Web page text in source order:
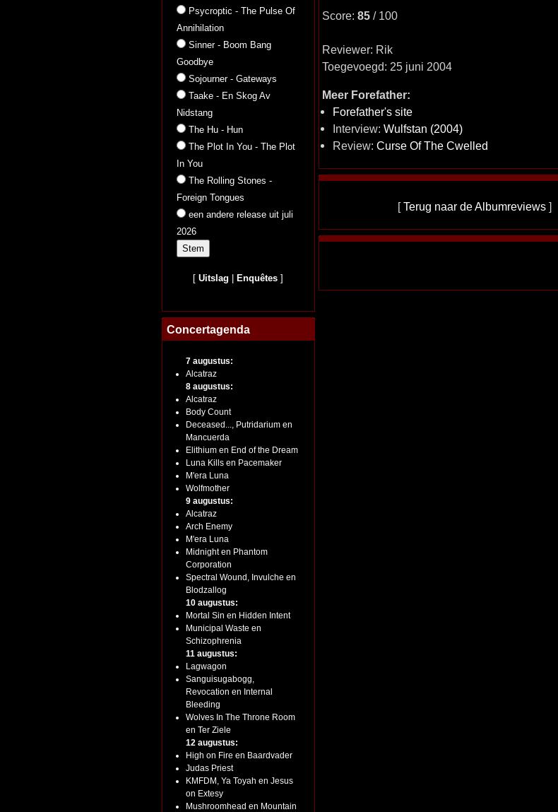
Psycroptic - The Pulse Of
Annihilation
Sinner - Boom Bang
Goodbye
Sojourner - Gateways
Taake - En Skog Av
Nidstang
The Hu - Hun
The Plot In You - The Plot
In You
The Rolling Stones -
Foreign Tongues
een andere release uit juli
2026
[Uitslag Enquêtes ]
Concertagenda
7 augustus:
Alcatraz
8 augustus:
Alcatraz
Body Count
Deceased..., Putridarium en
Mancuerda
Elithium en End of the Dream
Luna Kills en Pacemaker
M'era Luna
Wolfmother
9 augustus:
Alcatraz
Arch Enemy
M'era Luna
Midnight en Phantom
Corporation
Spectral Wound, Invulche en
Blodzallog
10 augustus:
Mortal Sin en Hidden Intent
Municipal Waste en
Schizophrenia
11 augustus:
Lagwagon
Sanguisugabogg,
Revocation en Internal
Bleeding
Wolves In The Throne Room
en Ter Ziele
12 augustus:
High on Fire en Baardvader
Judas Priest
KMFDM, Ya Toyah en Jesus
on Extesy
Mushroomhead en Mountain
Score: 85/ 100
Reviewer: Rik
Toegevoegd: 25 juni 2004
Meer Forefather:
Forefather's site
Interview: Wulfstan (2004)
Review: Curse Of The Cwelled
[Terug naar de Albumreviews ]